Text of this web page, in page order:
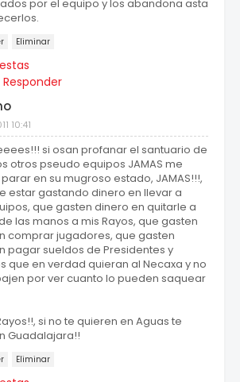
por el equipo y los abandona asta
Eliminar
Responder
10:41
si osan profanar el santuario de
otros pseudo equipos JAMAS me
en su mugroso estado, JAMAS!!!,
estar gastando dinero en llevar a
que gasten dinero en quitarle a
las manos a mis Rayos, que gasten
comprar jugadores, que gasten
pagar sueldos de Presidentes y
que en verdad quieran al Necaxa y no
por ver cuanto lo pueden saquear
si no te quieren en Aguas te
Guadalajara!!
Eliminar